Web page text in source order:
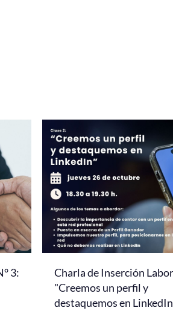
3:
Charla de Inserción
"Creemos un perfil y
destaquemos en